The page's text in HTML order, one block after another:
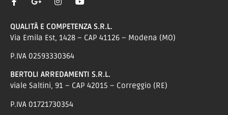
QUALITÀ E COMPETENZA S.R.L.
Via Emila Est, 1428 – CAP 41126 – Modena (MO)
P.IVA 02593330364
BERTOLI ARREDAMENTI S.R.L.
viale Saltini, 91 – CAP 42015 – Correggio (RE)
P.IVA 01721730354